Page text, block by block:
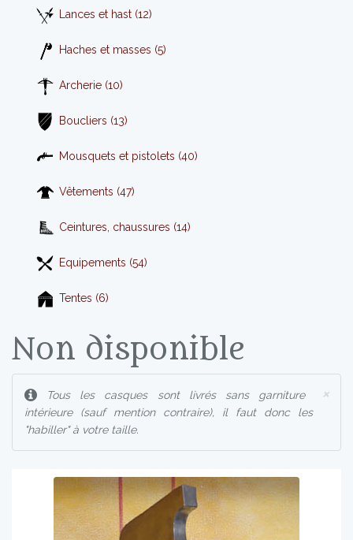
Lances et hast (12)
Haches et masses (5)
Archerie (10)
Boucliers (13)
Mousquets et pistolets (40)
Vêtements (47)
Ceintures, chaussures (14)
Equipements (54)
Tentes (6)
Non disponible
×
Tous les casques sont livrés sans garniture
intérieure (sauf mention contraire), il faut donc les
"habiller" à votre taille.